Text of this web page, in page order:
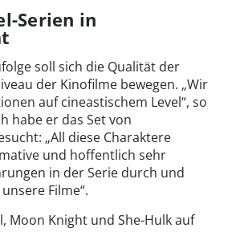
Serien in
soll sich die Qualität der
der Kinofilme bewegen. „Wir
auf cineastischem Level“, so
habe er das Set von
„All diese Charaktere
und hoffentlich sehr
in der Serie durch und
Filme“.
Moon Knight und She-Hulk auf